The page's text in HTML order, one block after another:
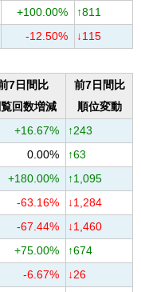
+100.00%
↑811
-12.50% ↓115
7日間比
覧回数増減
前7日間比
順位変動
+16.67%
↑243
0.00%
↑63
+180.00%
↑1,095
-63.16%
↓1,284
-67.44%
↓1,460
+75.00%
↑674
-6.67%
↓26